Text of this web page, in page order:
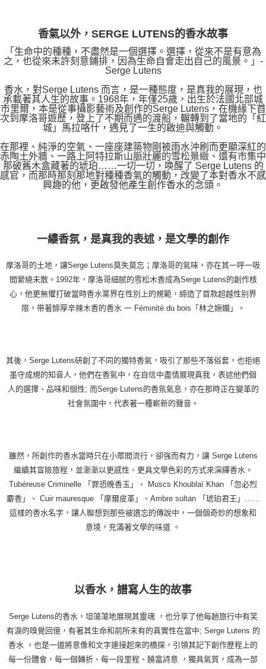
香氣以外，SERGE LUTENS的香水故事
「生命中的種種，不盡然是一個選擇。選擇，從來不是有意為
之，也從來未許刻意鋪排，因為生命自會走出自己的風景。」-
Serge Lutens
香水，對Serge Lutens 而言，是一種態度，是真我的展現，也
承載著其人生的故事。1968年，年僅25歲，出生於法國北部城
市里爾，本是從事攝影藝術及創作的Serge Lutens，在機緣下首
次到摩洛哥遊歷，登上了不期而遇的渡船，輾轉到了當地的「紅
城」馬拉咯什，遇見了一生的啟迪與觸動。
在那裡、純淨的空氣、一座座建築物剛被雨水沖刷而更顯深紅的
赤陶土外牆、一路上阿特拉斯山脈壯麗的雪松景緻、還有市集中
那破舊木盒藏著的琥珀……一切一切，唤醒了 Serge Lutens 的
感官，而那時那刻那地對種種香氣的觸動，改變了本對香水不感
興趣的他，更啟發他產生創作香水的念頭。
一縷香氛，是真我的表述，是文學的創作
摩洛哥的土地，讓Serge Lutens莫失莫忘；摩洛哥的氣味，亦在其一呼一吸
間縈繞未散。1992年，摩洛哥細腻的雪松木香成為Serge Lutens的創作核
心，他更無懼打破當時香水業界在性別上的規範，締造了首款超越性别界
限，带著醇厚辛辣木香的香水 一 Féminité du bois「林之嫵媚」。
其後，Serge Lutens研創了不同的獨特香氣，吸引了那些不落俗套，也拒絕
墨守成規的知音人，他們在香氣中，在自信中盡情展現真我，表述他們個
人的選擇、品味和個性; 而Serge Lutens的香氛氣息，亦在那時正在變革的
社會氛圍中，代表著一種嶄新的聲音。
雖然，所創作的香水當時只在小眾間流行，卻強而有力，讓 Serge Lutens
繼續其冒險旅程，並漸漸以更感性、更具文學色彩的方式來演繹香水。
Tubéreuse Criminelle 「罪恐晚香玉」、 Muscs Khoublaï Khan 「忽必烈
麝香」、 Cuir mauresque 「摩爾皮革」、Ambre sultan 「琥珀君王」……
這樣的香水名字，讓人聯想到那些被遺忘的傳說中，一個個奇妙的想象和
意境，充滿著文學的味道 。
以香水，譜寫人生的故事
Serge Lutens的香水，坦蕩蕩地展現其靈魂 ，也分享了他每趟旅行中有笑
有淚的嗅覺回億，有著其生命和前所末有的真實性在當中; Serge Lutens 的
香水 ，也是一道將意像和文字連接起來的橋探，引領其記下創作歷程上的
每一份體會，每一個轉折、每一段里程、饒富詩意 ，獨具氣質，成為一部